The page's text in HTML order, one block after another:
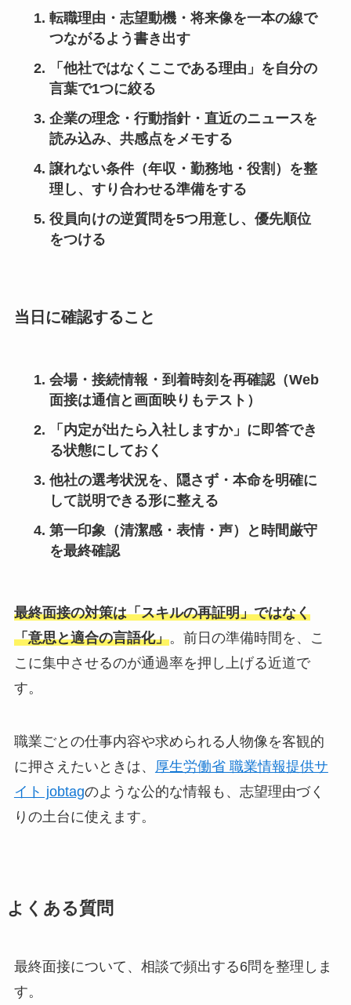
転職理由・志望動機・将来像を一本の線で
つながるよう書き出す
「他社ではなくここである理由」を自分の
言葉で1つに絞る
企業の理念・行動指針・直近のニュースを
読み込み、 共感点をメモする
譲れない条件（年収・勤務地・役割）を整
理し、 すり合わせる準備をする
役員向けの逆質問を5つ用意し、優先順位
をつける
当日に確認すること
会場・接続情報・到着時刻を再確認（Web
面接は通信と画面映り もテスト）
「内定が出たら入社しますか」に即答でき
る状態にしておく
他社の選考状況を、隠さず・本命を明確に
して説明できる形に整える
第一印象（清潔感・表情・声）と 時間厳守
を最終確認
最終面接の対策は「スキルの再証明」ではなく
「意思と適合の言語化」。前日の準備時間を、こ
こに集中させるのが通過率を押し上げる近道で
す。
職業ごとの仕事内容や求められる人物像を客観的
に押さえたいときは、
厚生労働省 職業情報提供サ
イト jobtagのような公的な情報も、志望理由づく
りの土台に使えます。
よくある質問
最終面接について、相談で頻出する6問を整理しま
す。